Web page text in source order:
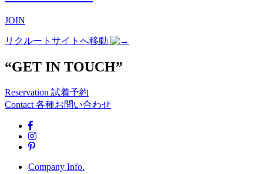
JOIN
リクルートサイトへ移動
“GET IN TOUCH”
Reservation 試着予約
Contact 各種お問い合わせ
Company Info.